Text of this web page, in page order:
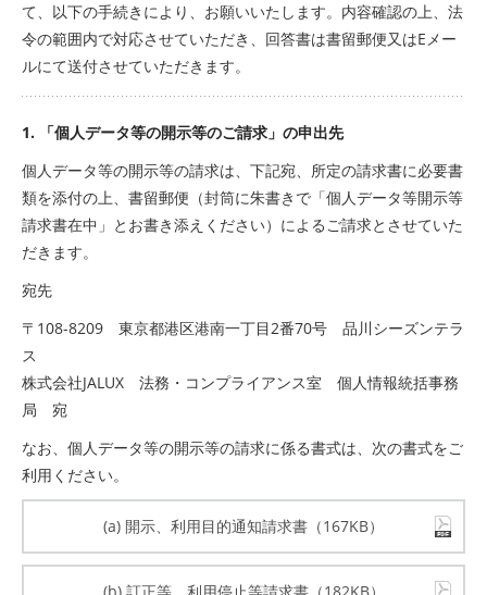
て、以下の手続きにより、お願いいたします。内容確認の上、法
令の範囲内で対応させていただき、回答書は書留郵便又はEメー
ルにて送付させていただきます。
1. 「個人データ等の開示等のご請求」の申出先
個人データ等の開示等の請求は、下記宛、所定の請求書に必要書
類を添付の上、書留郵便（封筒に朱書きで「個人データ等開示等
請求書在中」とお書き添えください）によるご請求とさせていた
だきます。
宛先
〒108-8209 東京都港区港南一丁目2番70号 品川シーズンテラ
ス
株式会社JALUX 法務・コンプライアンス室 個人情報統括事務
局 宛
なお、個人データ等の開示等の請求に係る書式は、次の書式をご
利用ください。
(a) 開示、利用目的通知請求書（167KB）